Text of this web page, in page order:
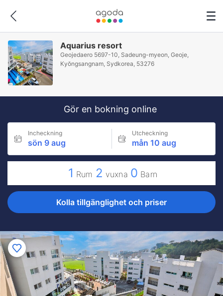
Aquarius resort
Geojedaero 5697-10, Sadeung-myeon, Geoje,
Kyŏngsangnam, Sydkorea, 53276
Gör en bokning online
Incheckning
sön 9 aug
Utcheckning
mån 10 aug
1 Rum 2 vuxna 0 Barn
Kolla tillgänglighet och priser